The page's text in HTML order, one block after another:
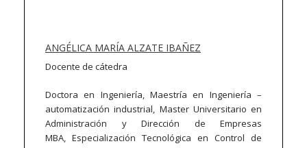
ANGÉLICA MARÍA ALZATE IBAÑEZ
Docente de cátedra
Doctora en Ingeniería, Maestría en Ingeniería –
automatización industrial, Master Universitario en
Administración y Dirección de Empresas
MBA, Especialización Tecnológica en Control de